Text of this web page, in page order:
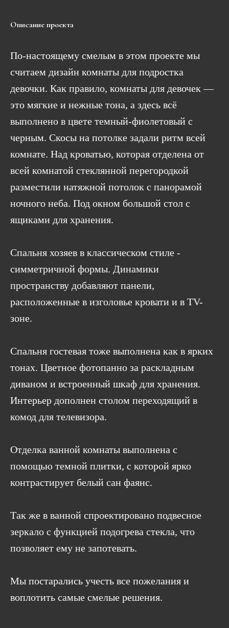
Описание проекта
По-настоящему смелым в этом проекте мы
считаем дизайн комнаты для подростка
девочки. Как правило, комнаты для девочек —
это мягкие и нежные тона, а здесь всё
выполнено в цвете темный-фиолетовый с
черным. Скосы на потолке задали ритм всей
комнате. Над кроватью, которая отделена от
всей комнатой стеклянной перегородкой
разместили натяжной потолок с панорамой
ночного неба. Под окном большой стол с
ящиками для хранения.
Спальня хозяев в классическом стиле -
симметричной формы. Динамики
пространству добавляют панели,
расположенные в изголовье кровати и в TV-
зоне.
Спальня гостевая тоже выполнена как в ярких
тонах. Цветное фотопанно за раскладным
диваном и встроенный шкаф для хранения.
Интерьер дополнен столом переходящий в
комод для телевизора.
Отделка ванной комнаты выполнена с
помощью темной плитки, с которой ярко
контрастирует белый сан фаянс.
Так же в ванной спроектировано подвесное
зеркало с функцией подогрева стекла, что
позволяет ему не запотевать.
Мы постарались учесть все пожелания и
воплотить самые смелые решения.